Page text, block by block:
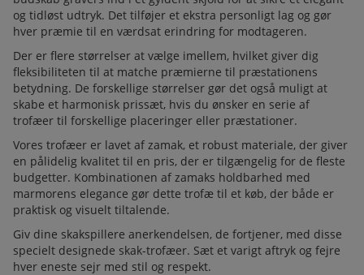
og tidløst udtryk. Det tilføjer et ekstra personligt lag og gør
hver præmie til en værdsat erindring for modtageren.
Der er flere størrelser at vælge imellem, hvilket giver dig
fleksibiliteten til at matche præmierne til præstationens
betydning. De forskellige størrelser gør det også muligt at
skabe et harmonisk prissæt, hvis du ønsker en serie af
trofæer til forskellige placeringer eller præstationer.
Vores trofæer er lavet af zamak, et robust materiale, der giver
en pålidelig kvalitet til en pris, der er tilgængelig for de fleste
budgetter. Kombinationen af zamaks holdbarhed med
marmorens elegance gør dette trofæ til et køb, der både er
praktisk og visuelt tiltalende.
Giv dine skakspillere anerkendelsen, de fortjener, med disse
specielt designede skak-trofæer. Sæt et varigt aftryk og fejre
hver eneste sejr med stil og respekt.